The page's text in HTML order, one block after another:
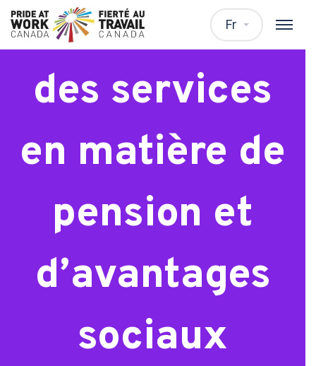
Fr
Spécialiste
des services
en matière de
pension et
d’avantages
sociaux